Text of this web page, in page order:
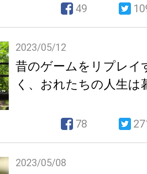
49
2023/05/12
昔のゲームをリプレイ
く、おれたちの人生は
78
2023/05/08